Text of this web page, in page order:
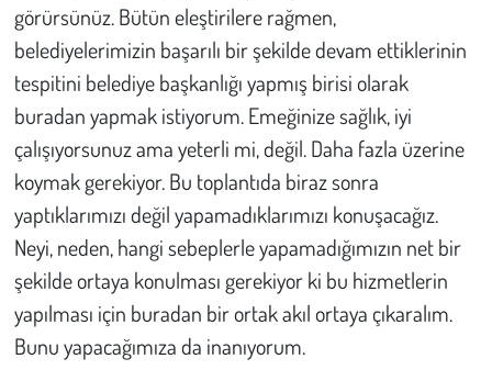
görürsünüz. Bütün eleştirilere rağmen,
belediyelerimizin başarılı bir şekilde devam ettiklerinin
tespitini belediye başkanlığı yapmış birisi olarak
buradan yapmak istiyorum. Emeğinize sağlık, iyi
çalışıyorsunuz ama yeterli mi, değil. Daha fazla üzerine
koymak gerekiyor. Bu toplantıda biraz sonra
yaptıklarımızı değil yapamadıklarımızı konuşacağız.
Neyi, neden, hangi sebeplerle yapamadığımızın net bir
şekilde ortaya konulması gerekiyor ki bu hizmetlerin
yapılması için buradan bir ortak akıl ortaya çıkaralım.
Bunu yapacağımıza da inanıyorum.